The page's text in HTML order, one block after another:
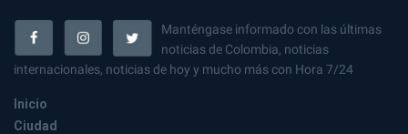
Manténgase informado con las últimas
noticias de Colombia, noticias
internacionales, noticias de hoy y mucho más con Hora 7/24
Inicio
Ciudad